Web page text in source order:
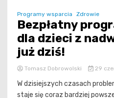
Programy wsparcia Zdrowie
Bezpłatny
dla dzieci z
już dziś!
Tomasz Dobrowolski 29
W dzisiejszych czasach
staje się coraz bardziej